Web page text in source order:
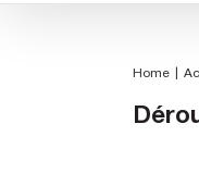
Home